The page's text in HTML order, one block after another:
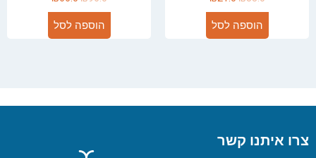
הוספה לסל הוספה לסל
צרו איתנו קשר